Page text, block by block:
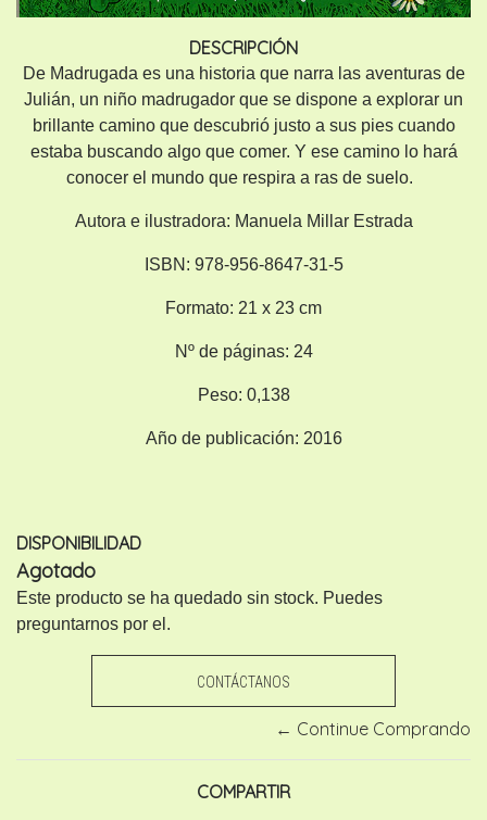
DESCRIPCIÓN
De Madrugada es una historia que narra las aventuras de
Julián, un niño madrugador que se dispone a explorar un
brillante camino que descubrió justo a sus pies cuando
estaba buscando algo que comer. Y ese camino lo hará
conocer el mundo que respira a ras de suelo.
Autora e ilustradora: Manuela Millar Estrada
ISBN: 978-956-8647-31-5
Formato: 21 x 23 cm
Nº de páginas: 24
Peso: 0,138
Año de publicación: 2016
DISPONIBILIDAD
Agotado
Este producto se ha quedado sin stock. Puedes
preguntarnos por el.
CONTÁCTANOS
← Continue Comprando
COMPARTIR